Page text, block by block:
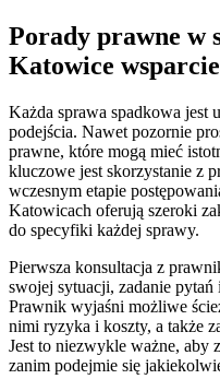
Porady prawne w
Katowice
Każda sprawa spadkowa jest
podejścia. Nawet pozornie
prawne, które mogą mieć
kluczowe jest skorzystanie z
wczesnym etapie
Katowicach oferują szeroki
do specyfiki każdej sprawy.
Pierwsza konsultacja z
swojej sytuacji, zadanie
Prawnik wyjaśni możliwe
nimi ryzyka i koszty, a także
Jest to niezwykle ważne, aby
zanim podejmie się